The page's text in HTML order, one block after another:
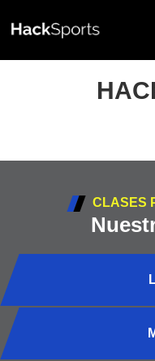
CLASES